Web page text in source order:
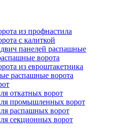
из профнастила
с калиткой
панелей распашные
ворота
из евроштакетника
распашные ворота
откатных ворот
промышленных ворот
распашных ворот
секционных ворот